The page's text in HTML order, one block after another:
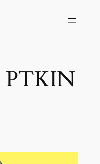
PTKIN